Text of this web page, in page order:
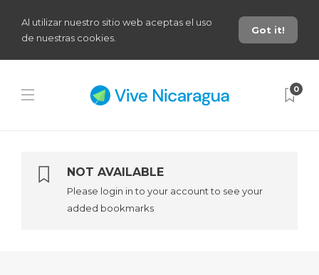
Al utilizar nuestro sitio web aceptas el uso
de nuestras cookies.
Got it!
0
NOT AVAILABLE
Please login in to your account to see your
added bookmarks